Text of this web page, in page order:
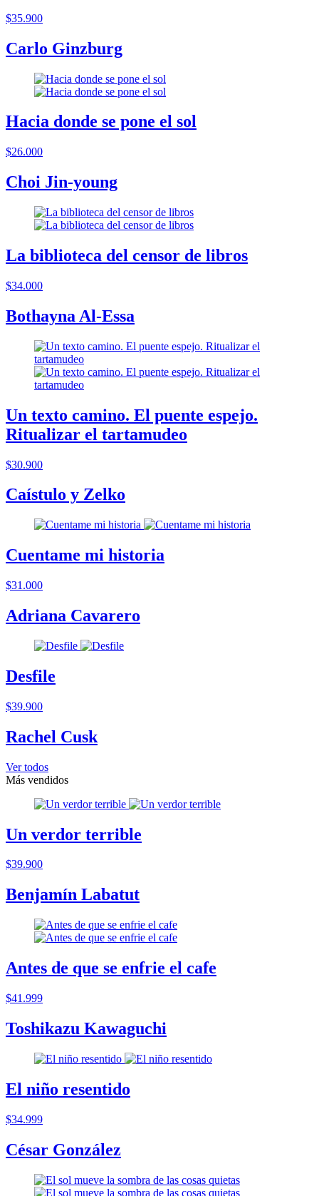
$35.900
Carlo Ginzburg
Hacia donde se pone el sol
$26.000
Choi Jin-young
La biblioteca del censor de libros
$34.000
Bothayna Al-Essa
Un texto camino. El puente espejo.
Ritualizar el tartamudeo
$30.900
Caístulo y Zelko
Cuentame mi historia
$31.000
Adriana Cavarero
Desfile
$39.900
Rachel Cusk
Ver todos
Más vendidos
Un verdor terrible
$39.900
Benjamín Labatut
Antes de que se enfrie el cafe
$41.999
Toshikazu Kawaguchi
El niño resentido
$34.999
César González